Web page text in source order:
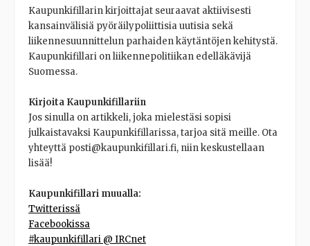
Kaupunkifillarin kirjoittajat seuraavat aktiivisesti
kansainvälisiä pyöräilypoliittisia uutisia sekä
liikennesuunnittelun parhaiden käytäntöjen kehitystä.
Kaupunkifillari on liikennepolitiikan edelläkävijä
Suomessa.
Kirjoita Kaupunkifillariin
Jos sinulla on artikkeli, joka mielestäsi sopisi
julkaistavaksi Kaupunkifillarissa, tarjoa sitä meille. Ota
yhteyttä posti@kaupunkifillari.fi, niin keskustellaan
lisää!
Kaupunkifillari muualla:
Twitterissä
Facebookissa
#kaupunkifillari @ IRCnet